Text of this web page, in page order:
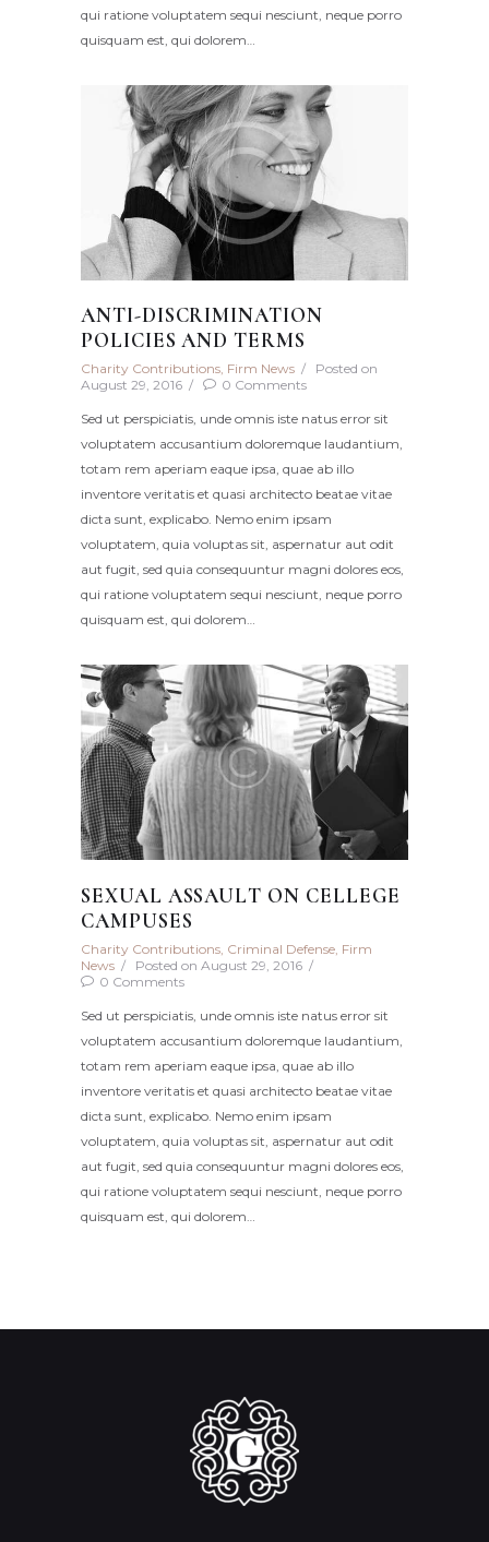
qui ratione voluptatem sequi nesciunt, neque porro
quisquam est, qui dolorem…
ANTI-DISCRIMINATION
POLICIES AND TERMS
Charity Contributions, Firm News
Posted on
August 29, 2016
0 Comments
Sed ut perspiciatis, unde omnis iste natus error sit
voluptatem accusantium doloremque laudantium,
totam rem aperiam eaque ipsa, quae ab illo
inventore veritatis et quasi architecto beatae vitae
dicta sunt, explicabo. Nemo enim ipsam
voluptatem, quia voluptas sit, aspernatur aut odit
aut fugit, sed quia consequuntur magni dolores eos,
qui ratione voluptatem sequi nesciunt, neque porro
quisquam est, qui dolorem…
SEXUAL ASSAULT ON CELLEGE
CAMPUSES
Charity Contributions Criminal Defense Firm
News
Posted on August 29, 2016
0 Comments
Sed ut perspiciatis, unde omnis iste natus error sit
voluptatem accusantium doloremque laudantium,
totam rem aperiam eaque ipsa, quae ab illo
inventore veritatis et quasi architecto beatae vitae
dicta sunt, explicabo. Nemo enim ipsam
voluptatem, quia voluptas sit, aspernatur aut odit
aut fugit, sed quia consequuntur magni dolores eos,
qui ratione voluptatem sequi nesciunt, neque porro
quisquam est, qui dolorem…